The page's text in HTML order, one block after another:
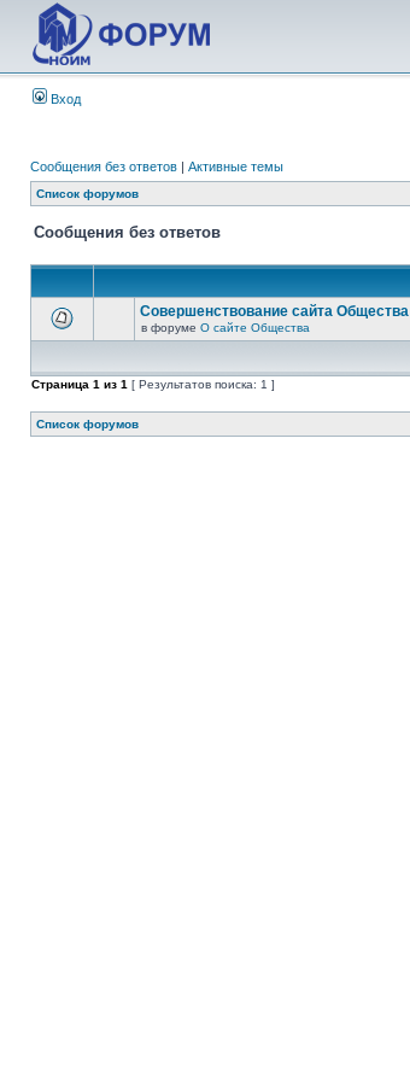
Вход
Сообщения без ответов | Активные темы
Список форумов
Сообщения без ответов
Совершенствование сайта Общества
в форуме О сайте Общества
Страница 1 из 1 [ Результатов поиска: 1 ]
Список форумов